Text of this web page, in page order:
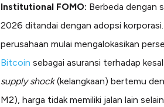
Institutional FOMO: Berbeda dengan
2026 ditandai dengan adopsi
perusahaan mulai mengalokasikan
Bitcoin sebagai asuransi terhadap
supply shock(kelangkaan) bertemu
M2), harga tidak memiliki jalan lain